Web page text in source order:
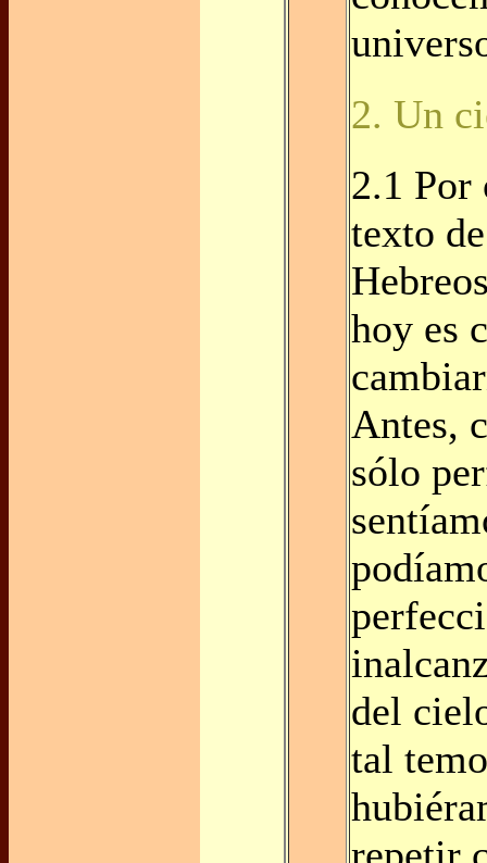
2. Un
2.1 Por
texto
hoy es
Antes,
sólo
del
tal